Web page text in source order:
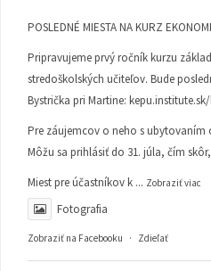
POSLEDNÉ MIESTA NA KURZ
Pripravujeme prvý ročník kurzu
stredoškolských učiteľov. Bude
Bystrička pri Martine:
Pre záujemcov o neho s ubytovaním
Môžu sa prihlásiť do 31. júla, čím
Miest pre účastníkov k ... Zobraziť viac
Fotografia
Zobraziť na Facebooku · Zdieľať